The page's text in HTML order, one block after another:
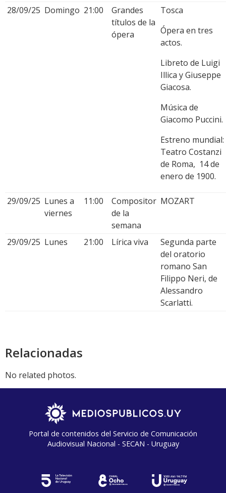
28/09/25 Domingo 21:00
Grandes
títulos de la
ópera
Tosca
Ópera en tres
actos.
Libreto de Luigi
Illica y Giuseppe
Giacosa.
Música de
Giacomo Puccini.
Estreno mundial:
Teatro Costanzi
de Roma, 14 de
enero de 1900.
29/09/25 Lunes a
viernes
11:00
Compositor
de la
semana
MOZART
29/09/25 Lunes 21:00 Lírica viva
Segunda parte
del oratorio
romano San
Filippo Neri, de
Alessandro
Scarlatti.
Relacionadas
No related photos.
Portal de contenidos del Servicio de Comunicación
Audiovisual Nacional - SECAN - Uruguay